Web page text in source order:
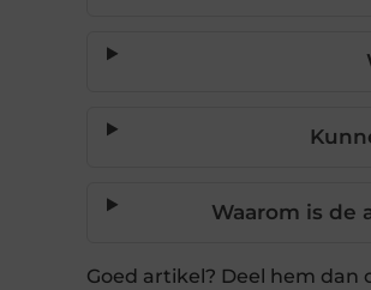
Waarom is de
Goed artikel? Deel hem dan